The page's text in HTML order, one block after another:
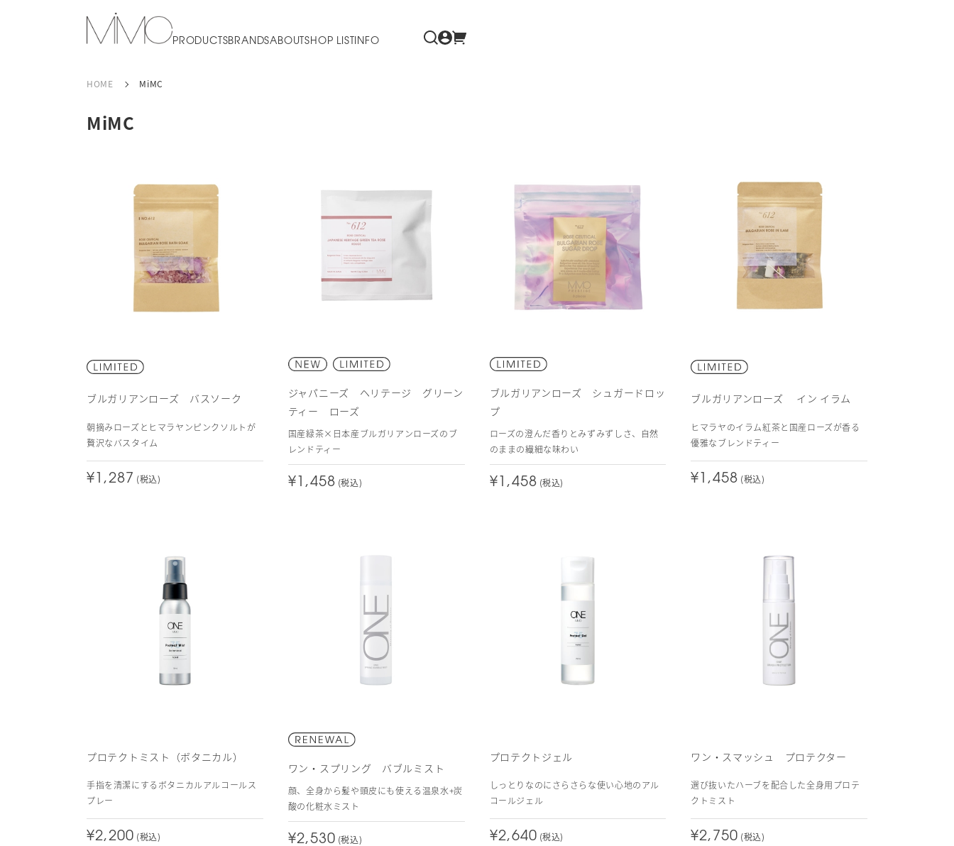
PRODUCTSBRANDSABOUTSHOP LIST INFO
HOME MiMC
MiMC
ブルガリアンローズ バスソーク
朝摘みローズとヒマラヤンピンクソルトが
贅沢なバスタイム
¥1,287 (税込)
ジャパニーズ ヘリテージ グリーン
ティー ローズ
国産緑茶×日本産ブルガリアンローズのブ
レンドティー
¥1,458 (税込)
ブルガリアンローズ シュガードロッ
プ
ローズの澄んだ香りとみずみずしさ、自然
のままの繊細な味わい
¥1,458 (税込)
ブルガリアンローズ イン イラム
ヒマラヤのイラム紅茶と国産ローズが香る
優雅なブレンドティー
¥1,458 (税込)
プロテクトミスト（ボタニカル）
手指を清潔にするボタニカルアルコールス
プレー
¥2,200 (税込)
ワン・スプリング バブルミスト
顔、全身から髪や頭皮にも使える温泉水+炭
酸の化粧水ミスト
¥2,530 (税込)
プロテクトジェル
しっとりなのにさらさらな使い心地のアル
コールジェル
¥2,640 (税込)
ワン・スマッシュ プロテクター
選び抜いたハーブを配合した全身用プロテ
クトミスト
¥2,750 (税込)